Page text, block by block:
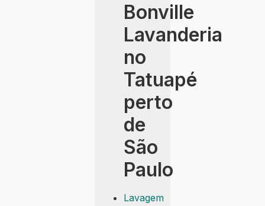
Bonville
Lavanderia
no
Tatuapé
perto
de
São
Paulo
Lavagem